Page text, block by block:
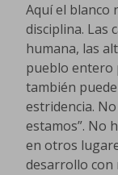
Aquí el blanco
disciplina. Las
humana, las
pueblo entero
también
estridencia.
estamos”. No
en otros
desarrollo con